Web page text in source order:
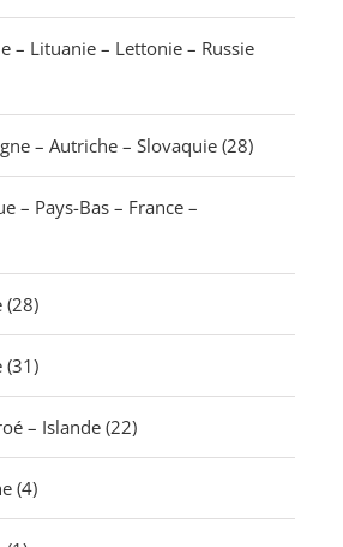
– Lituanie – Lettonie – Russie
– Autriche – Slovaquie (28)
– Pays-Bas – France –
(28)
(31)
– Islande (22)
(4)